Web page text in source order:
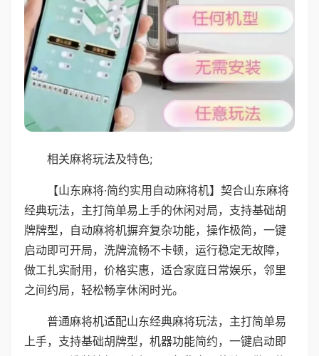
相关麻将玩法及特色;
【山东麻将·简约实用自动麻将机】契合山东麻将
经典玩法，主打简单易上手的休闲对局，支持基础胡
牌牌型，自动麻将机摒弃复杂功能，操作极简，一键
启动即可开局，洗牌流畅不卡顿，运行稳定无故障，
做工扎实耐用，价格实惠，适合家庭日常娱乐，邻里
之间约局，轻松畅享休闲时光。
普通麻将机适配山东经典麻将玩法，主打简单易
上手，支持基础胡牌型，机器功能简约，一键启动即